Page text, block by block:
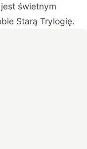
świetnym
Starą Trylogię.